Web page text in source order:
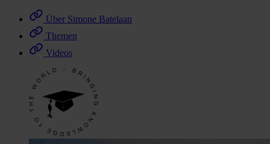
Über Simone Batelaan
Themen
Videos